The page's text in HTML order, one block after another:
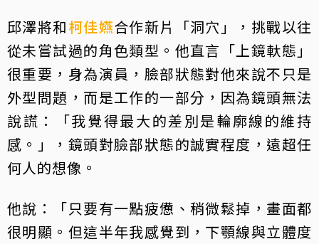
邱澤將和柯佳嬿合作新片「洞穴」，挑戰以往
從未嘗試過的角色類型。他直言「上鏡軑態」
很重要，身為演員，臉部狀態對他來說不只是
外型問題，而是工作的一部分，因為鏡頭無法
說謊：「我覺得最大的差別是輪廓線的維持
感。」，鏡頭對臉部狀態的誠實程度，遠超任
何人的想像。
他說：「只要有一點疲憊、稍微鬆掉，畫面都
很明顯。但這半年我感覺到，下顎線與立體度